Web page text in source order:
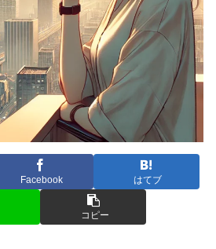
Facebook はてブ
コピー